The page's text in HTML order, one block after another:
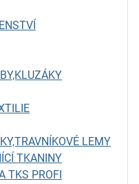
LEMY
TKANINY
TKS PROFI